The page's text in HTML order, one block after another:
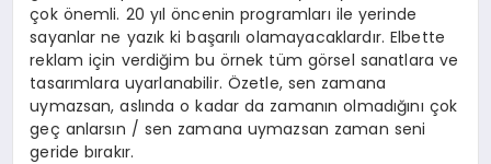
çok önemli. 20 yıl öncenin programları ile yerinde
sayanlar ne yazık ki başarılı olamayacaklardır. Elbette
reklam için verdiğim bu örnek tüm görsel sanatlara ve
tasarımlara uyarlanabilir. Özetle, sen zamana
uymazsan, aslında o kadar da zamanın olmadığını çok
geç anlarsın / sen zamana uymazsan zaman seni
geride bırakır.